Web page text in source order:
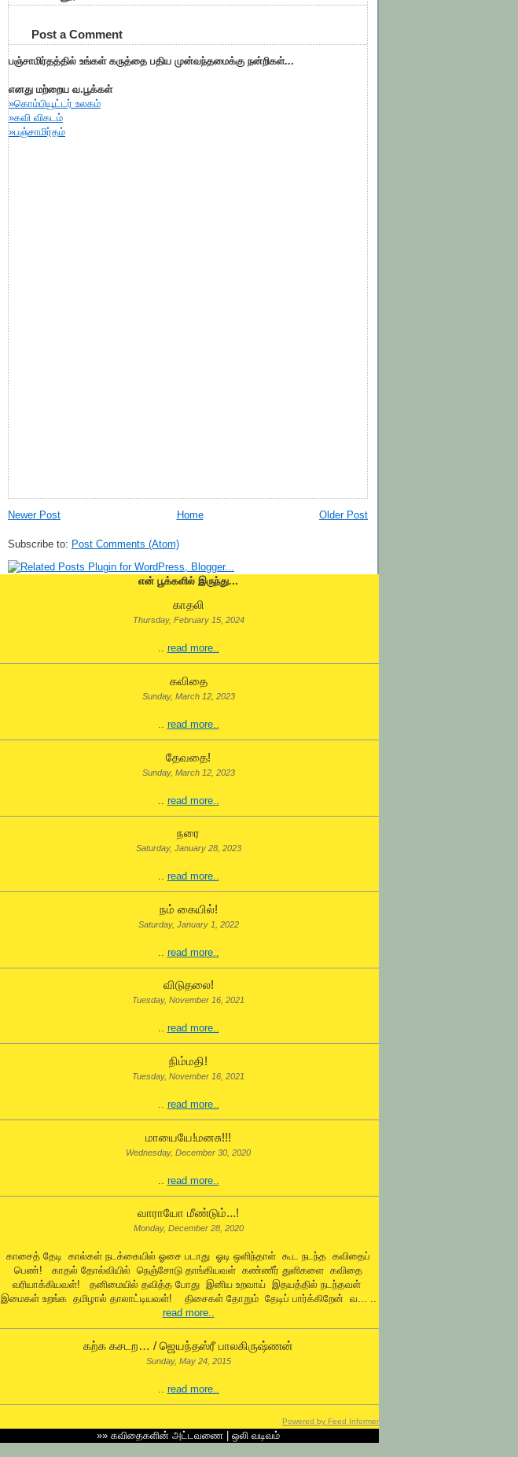
Post a Comment
பஞ்சாமிர்தத்தில் உங்கள் கருத்தை பதிய முன்வந்தமைக்கு நன்றிகள்...
எனது மற்றைய வ.பூக்கள்
»கொம்பியூட்டர் உலகம்
»கவி விகடம்
»பஞ்சாமிர்தம்
Newer Post Older Post
Home
Subscribe to: Post Comments (Atom)
என் பூக்களில் இருந்து...
காதலி
Thursday, February 15, 2024
.. read more..
கவிதை
Sunday, March 12, 2023
.. read more..
தேவதை!
Sunday, March 12, 2023
read more..
நரை
Saturday, January 28, 2023
.. read more..
நம் கையில்!
Saturday, January 1, 2022
.. read more..
விடுதலை!
Tuesday, November 16, 2021
.. read more..
நிம்மதி!
Tuesday, November 16, 2021
.. read more..
மாயையே!மனசு!!!
Wednesday, December 30, 2020
read more..
வாராயோ மீண்டும்...!
Monday, December 28, 2020
காசைத் தேடி கால்கள் நடக்கையில் ஓசை படாது ஓடி ஒளிந்தாள் கூட நடந்த கவிதைப்
பெண்! காதல் தோல்வியில் நெஞ்சோடு தாங்கியவள் கண்ணீர் துளிகளை கவிதை
வரியாக்கியவள்! தனிமையில் தவித்த போது இனிய உறவாய் இதயத்தில் நடந்தவள்
இமைகள் உறங்க தமிழால் தாலாட்டியவள்! திசைகள் தோறும் தேடிப் பார்க்கிறேன் வ... ..
read more..
கற்க கசடற… / ஜெயந்தஸ்ரீ பாலகிருஷ்ணன்
Sunday, May 24, 2015
.. read more..
Powered by Feed Informer
»» கவிதைகளின் அட்டவணை ஒலி வடிவம்